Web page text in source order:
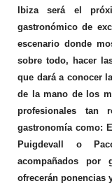
Ibiza será el
gastronómico de
escenario donde
sobre todo, hacer
que dará a conocer
de la mano de los
profesionales tan
gastronomía como:
Puigdevall o
acompañados por
ofrecerán ponencias